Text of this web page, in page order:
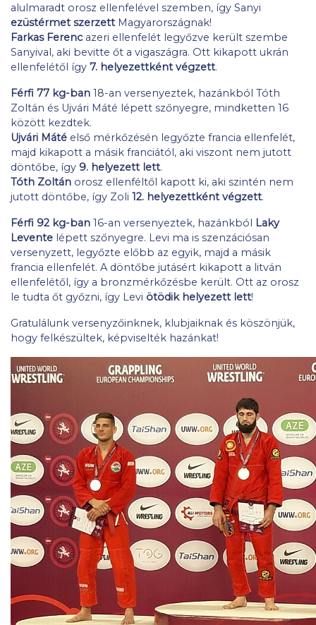
alulmaradt orosz ellenfelével szemben, így Sanyi
ezüstérmet szerzett Magyarországnak!
Farkas Ferencazeri ellenfelét legyőzve került szembe
Sanyival, aki bevitte őt a vigaszágra. Ott kikapott ukrán
ellenfelétől így 7. helyezettként végzett.
Férfi 77 kg-ban 18-an versenyeztek, hazánkból Tóth
Zoltán és Ujvári Máté lépett szőnyegre, mindketten 16
között kezdtek.
Ujvári Máté első mérkőzésén legyőzte francia ellenfelét,
majd kikapott a másik franciától, aki viszont nem jutott
döntőbe, így 9. helyezett lett.
Tóth Zoltán orosz ellenféltől kapott ki, aki szintén nem
jutott döntőbe, így Zoli 12. helyezettként végzett.
Férfi 92 kg-ban 16-an versenyeztek, hazánkból Laky
Levente lépett szőnyegre. Levi ma is szenzációsan
versenyzett, legyőzte előbb az egyik, majd a másik
francia ellenfelét. A döntőbe jutásért kikapott a litván
ellenfelétől, így a bronzmérkőzésbe került. Ott az orosz
le tudta őt győzni, így Levi ötödik helyezett lett!
Gratulálunk versenyzőinknek, klubjaiknak és köszönjük,
hogy felkészültek, képviselték hazánkat!